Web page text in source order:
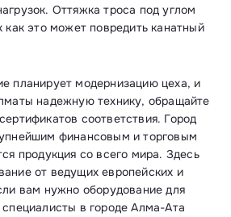
Оттяжка троса под углом
как это может повредить канатный
планирует модернизацию цеха, и
надежную технику, обращайте
соответствия. Город
финансовым и торговым
продукция со всего мира. Здесь
от ведущих европейских и
вам нужно оборудование для
в городе Алма-Ата